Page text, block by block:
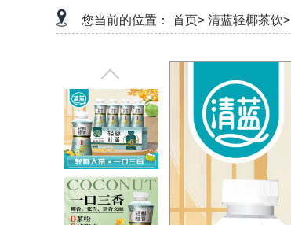
您当前的位置： 首页> 清蓝轻椰茶饮>